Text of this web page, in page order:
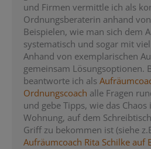
und Firmen vermittle ich als
Ordnungsberaterin anhand
Beispielen, wie man sich dem
systematisch und sogar mit
Anhand von exemplarischen
gemeinsam Lösungsoptionen.
beantworte ich als
Ordnungscoach alle Fragen
und gebe Tipps, wie das
Wohnung, auf dem
Griff zu bekommen ist (siehe
Aufräumcoach Rita Schilke auf